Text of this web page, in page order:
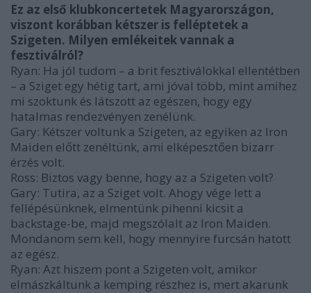
Ez az első klubkoncertetek Magyarországon,
viszont korábban kétszer is felléptetek a
Szigeten. Milyen emlékeitek vannak a
fesztiválról?
Ryan: Ha jól tudom – a brit fesztiválokkal ellentétben
– a Sziget egy hétig tart, ami jóval több, mint amihez
mi szoktunk és látszott az egészen, hogy egy
hatalmas rendezvényen zenélünk.
Gary: Kétszer voltunk a Szigeten, az egyiken az Iron
Maiden előtt zenéltünk, ami elképesztően bizarr
érzés volt.
Ross: Biztos vagy benne, hogy az a Szigeten volt?
Gary: Tutira, az a Sziget volt. Ahogy vége lett a
fellépésünknek, elmentünk pihenni kicsit a
backstage-be, majd megszólalt az Iron Maiden.
Mondanom sem kell, hogy mennyire furcsán hatott
az egész.
Ryan: Azt hiszem pont a Szigeten volt, amikor
elmászkáltunk a kemping részhez is, mert akarunk